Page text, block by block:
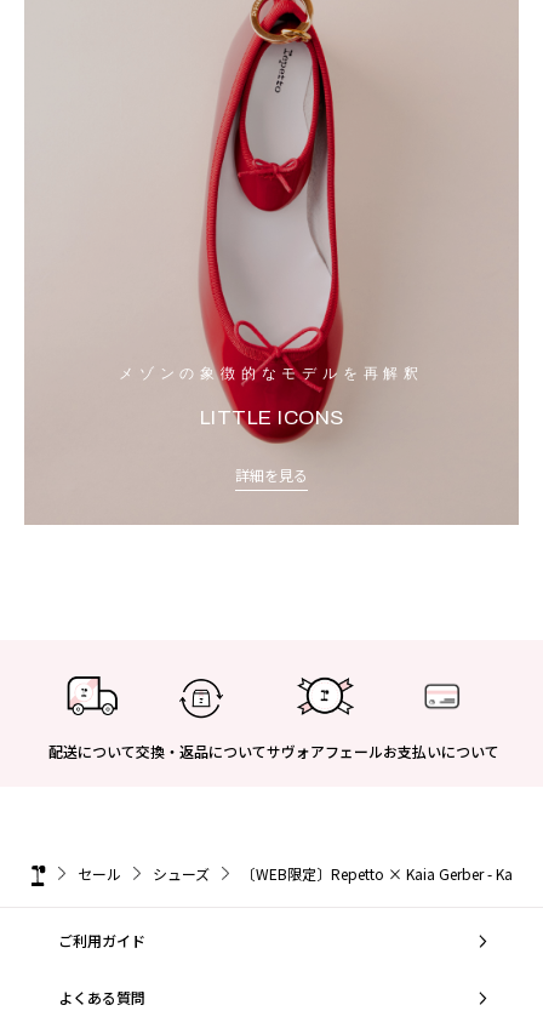
メゾンの象徴的なモデルを再解釈
LITTLE ICONS
詳細を見る
配送について交換・返品についてサヴォアフェールお支払いについて
セール シューズ 〔WEB限定〕Repetto × Kaia Gerber - Kaia
ご利用ガイド
よくある質問